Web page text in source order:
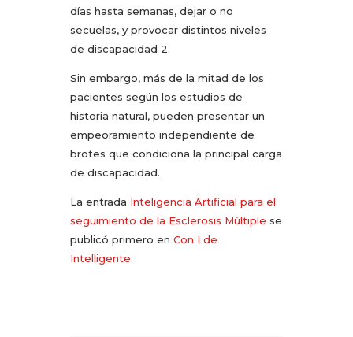
días hasta semanas, dejar o no
secuelas, y provocar distintos niveles
de discapacidad 2.
Sin embargo, más de la mitad de los
pacientes según los estudios de
historia natural, pueden presentar un
empeoramiento independiente de
brotes que condiciona la principal carga
de discapacidad.
La entrada Inteligencia Artificial para el
seguimiento de la Esclerosis Múltiple se
publicó primero en Con I de
Intelligente.